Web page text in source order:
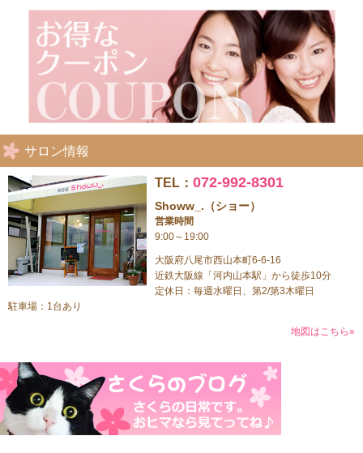
サロン情報
TEL：072-992-8301
Showw_.（ショー）
営業時間
9:00～19:00
大阪府八尾市西山本町6-6-16
近鉄大阪線「河内山本駅」から徒歩10分
定休日：毎週水曜日、第2/第3木曜日
駐車場：1台あり
地図はこちら»